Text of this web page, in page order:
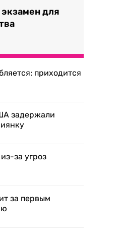
для
приходится
задержали
за угроз
за первым